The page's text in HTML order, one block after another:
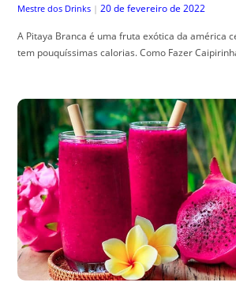
Mestre dos Drinks | 20 de fevereiro de 2022
A Pitaya Branca é uma fruta exótica da américa
tem pouquíssimas calorias. Como Fazer